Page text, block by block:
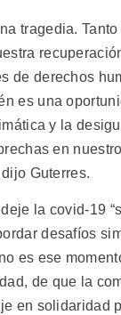
tragedia.
de derechos
es una
y la
en
Guterres.
la covid-19
desafíos
es ese
de que la
en solidaridad